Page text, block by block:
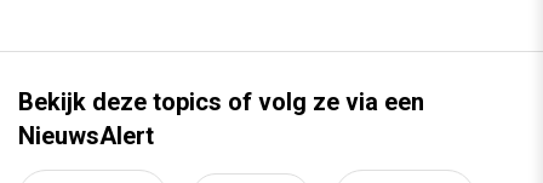
Bekijk deze topics of volg ze via een
NieuwsAlert